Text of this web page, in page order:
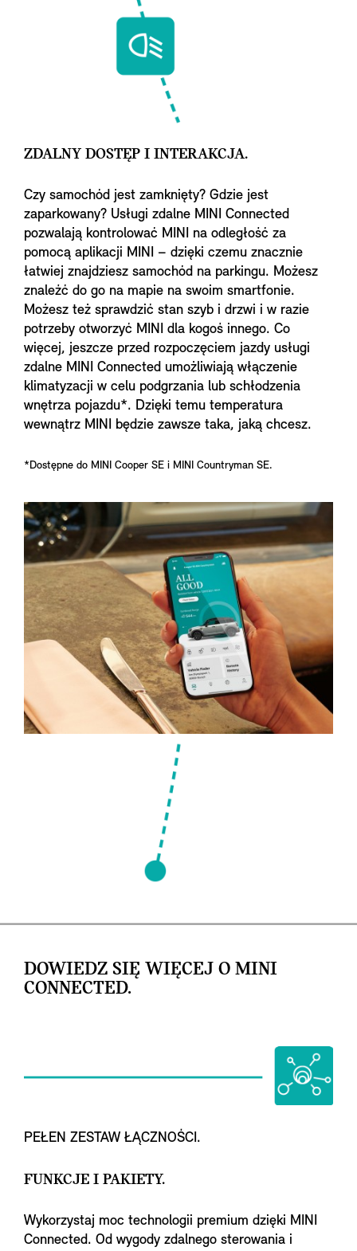
ZDALNY DOSTĘP I INTERAKCJA.
Czy samochód jest zamknięty? Gdzie jest
zaparkowany? Usługi zdalne MINI Connected
pozwalają kontrolować MINI na odległość za
pomocą aplikacji MINI – dzięki czemu znacznie
łatwiej znajdziesz samochód na parkingu. Możesz
znaleźć do go na mapie na swoim smartfonie.
Możesz też sprawdzić stan szyb i drzwi i w razie
potrzeby otworzyć MINI dla kogoś innego. Co
więcej, jeszcze przed rozpoczęciem jazdy usługi
zdalne MINI Connected umożliwiają włączenie
klimatyzacji w celu podgrzania lub schłodzenia
wnętrza pojazdu*. Dzięki temu temperatura
wewnątrz MINI będzie zawsze taka, jaką chcesz.
*Dostępne do MINI Cooper SE i MINI Countryman SE.
DOWIEDZ SIĘ WIĘCEJ O MINI
CONNECTED.
PEŁEN ZESTAW ŁĄCZNOŚCI.
FUNKCJE I PAKIETY.
Wykorzystaj moc technologii premium dzięki MINI
Connected. Od wygody zdalnego sterowania i